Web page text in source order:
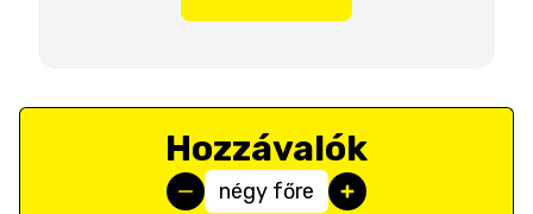
Hozzávalók
négy főre